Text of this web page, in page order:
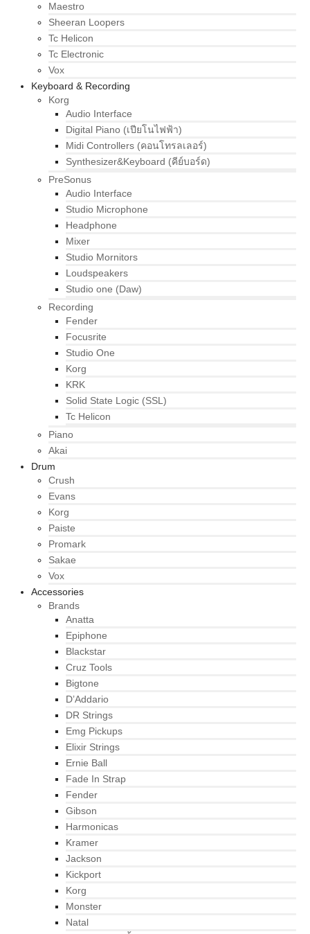
Maestro
Sheeran Loopers
Tc Helicon
Tc Electronic
Vox
Keyboard & Recording
Korg
Audio Interface
Digital Piano (เปียโนไฟฟ้า)
Midi Controllers (คอนโทรลเลอร์)
Synthesizer&Keyboard (คีย์บอร์ด)
PreSonus
Audio Interface
Studio Microphone
Headphone
Mixer
Studio Mornitors
Loudspeakers
Studio one (Daw)
Recording
Fender
Focusrite
Studio One
Korg
KRK
Solid State Logic (SSL)
Tc Helicon
Piano
Akai
Drum
Crush
Evans
Korg
Paiste
Promark
Sakae
Vox
Accessories
Brands
Anatta
Epiphone
Blackstar
Cruz Tools
Bigtone
D’Addario
DR Strings
Emg Pickups
Elixir Strings
Ernie Ball
Fade In Strap
Fender
Gibson
Harmonicas
Kramer
Jackson
Kickport
Korg
Monster
Natal